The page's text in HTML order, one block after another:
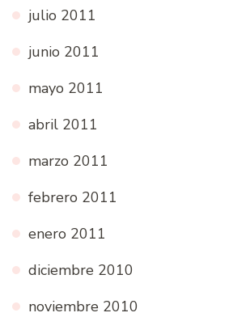
julio 2011
junio 2011
mayo 2011
abril 2011
marzo 2011
febrero 2011
enero 2011
diciembre 2010
noviembre 2010